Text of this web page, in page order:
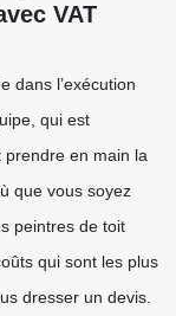
VAT
dans l’exécution
qui est
en main la
que vous soyez
peintres de toit
qui sont les plus
dresser un devis.